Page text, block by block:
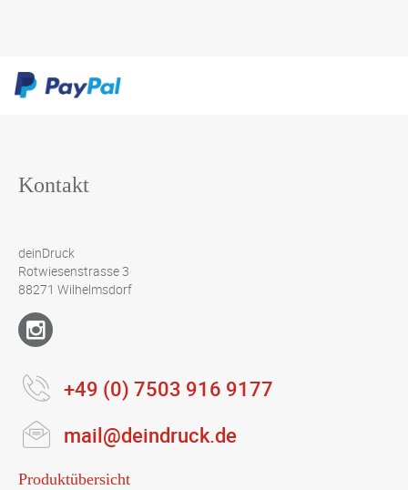
Kontakt
deinDruck
Rotwiesenstrasse 3
88271 Wilhelmsdorf
+49 (0) 7503 916 9177
mail@deindruck.de
Produktübersicht